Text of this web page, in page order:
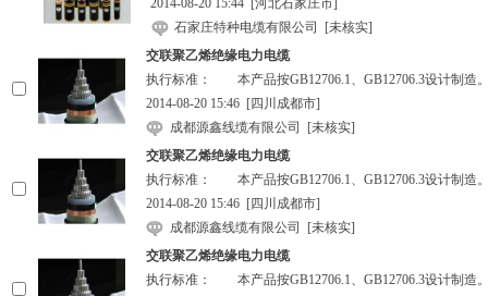
2014-08-20 15:44 [河北石家庄市]
石家庄特种电缆有限公司
[未核实]
交联聚乙烯绝缘电力电缆
执行标准： 本产品按GB12706.1、GB12706.3设计制
2014-08-20 15:46 [四川成都市]
成都源鑫线缆有限公司
[未核实]
交联聚乙烯绝缘电力电缆
执行标准： 本产品按GB12706.1、GB12706.3设计制
2014-08-20 15:46 [四川成都市]
成都源鑫线缆有限公司
[未核实]
交联聚乙烯绝缘电力电缆
执行标准： 本产品按GB12706.1、GB12706.3设计制